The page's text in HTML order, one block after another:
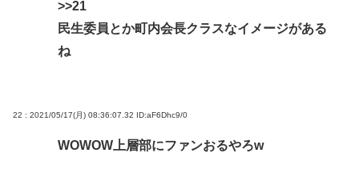
>>21
民生委員とか町内会長クラスなイメージがある
ね
22 : 2021/05/17(月) 08:36:07.32 ID:aF6Dhc9/0
WOWOW上層部にファンおるやろw